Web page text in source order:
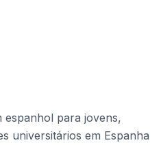
espanhol para jovens,
universitários em Espanha